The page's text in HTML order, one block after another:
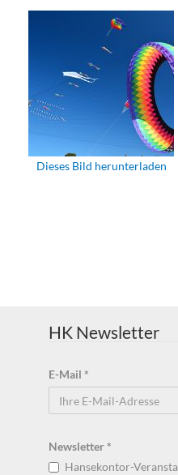
Dieses Bild herunterladen
HK Newsletter
E-Mail *
Newsletter*
Hansekontor-